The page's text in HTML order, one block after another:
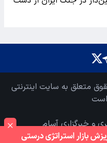
بازار استراتژی درستی
متعلق به سایت اینترنتی
است
و خبرگزاری آسام